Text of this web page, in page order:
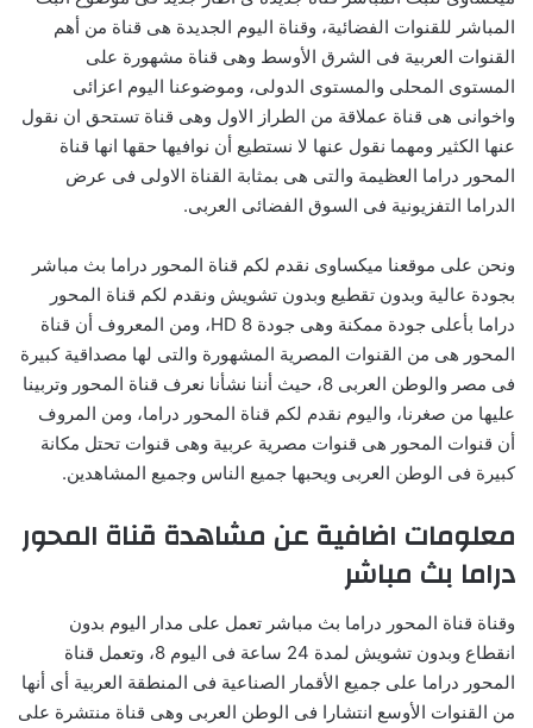
المباشر للقنوات الفضائية، وقناة اليوم الجديدة هى قناة من أهم
القنوات العربية فى الشرق الأوسط وهى قناة مشهورة على
المستوى المحلى والمستوى الدولى، وموضوعنا اليوم اعزائى
واخوانى هى قناة عملاقة من الطراز الاول وهى قناة تستحق ان نقول
عنها الكثير ومهما نقول عنها لا نستطيع أن نوافيها حقها انها قناة
المحور دراما العظيمة والتى هى بمثابة القناة الاولى فى عرض
الدراما التفزيونية فى السوق الفضائى العربى.
ونحن على موقعنا ميكساوى نقدم لكم قناة المحور دراما بث مباشر
بجودة عالية وبدون تقطيع وبدون تشويش ونقدم لكم قناة المحور
دراما بأعلى جودة ممكنة وهى جودة HD 8، ومن المعروف أن قناة
المحور هى من القنوات المصرية المشهورة والتى لها مصداقية كبيرة
فى مصر والوطن العربى 8، حيث أننا نشأنا نعرف قناة المحور وتربينا
عليها من صغرنا، واليوم نقدم لكم قناة المحور دراما، ومن المروف
أن قنوات المحور هى قنوات مصرية عربية وهى قنوات تحتل مكانة
كبيرة فى الوطن العربى ويحبها جميع الناس وجميع المشاهدين.
معلومات اضافية عن مشاهدة قناة المحور
دراما بث مباشر
وقناة قناة المحور دراما بث مباشر تعمل على مدار اليوم بدون
انقطاع وبدون تشويش لمدة 24 ساعة فى اليوم 8، وتعمل قناة
المحور دراما على جميع الأقمار الصناعية فى المنطقة العربية أى أنها
من القنوات الأوسع انتشارا فى الوطن العربى وهى قناة منتشرة على